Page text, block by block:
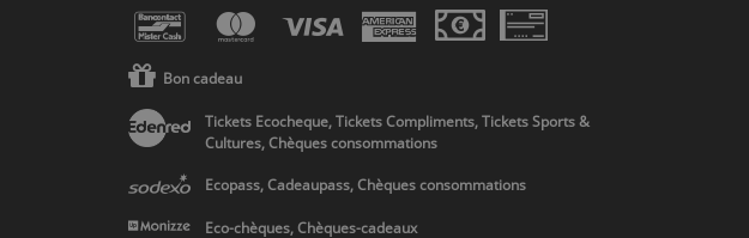
Bon cadeau
Tickets Ecocheque, Tickets Compliments, Tickets Sports &
Cultures, Chèques consommations
Ecopass, Cadeaupass, Chèques consommations
Eco-chèques, Chèques-cadeaux